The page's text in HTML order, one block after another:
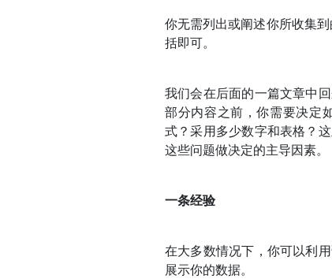
你无需列出或阐述你所收集
括即可。
我们会在后面的一篇文章中
部分内容之前，你需要决定
式？采用多少数字和表格？
这些问题做决定的主导因素。
一条经验
在大多数情况下，你可以利
展示你的数据。